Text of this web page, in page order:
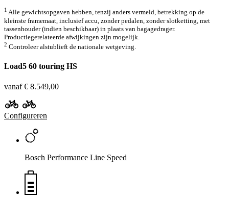
1 Alle gewichtsopgaven hebben, tenzij anders vermeld, betrekking op de
kleinste framemaat, inclusief accu, zonder pedalen, zonder slotketting, met
tassenhouder (indien beschikbaar) in plaats van bagagedrager.
Productiegerelateerde afwijkingen zijn mogelijk.
2 Controleer alstublieft de nationale wetgeving.
Load5 60 touring HS
vanaf € 8.549,00
Configureren
Bosch Performance Line Speed